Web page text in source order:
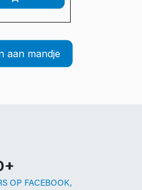
aan mandje
OP FACEBOOK,